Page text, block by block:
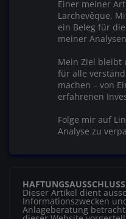
Einer meiner
Larchevêque,
ein Beleg für
meiner
Mein Ziel bleibt
für alle
machen – von
erfahrenen
Folge mir auf
Analyse zu
HAFTUNGSAUSSCHLUSS
Dieser Artikel dient
Informationszwecken
Anlageberatung